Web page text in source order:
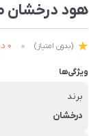
هود درخشان
(بدون امتیاز) 0 دیدگاه
ویژگی‌ها
برند
درخشان